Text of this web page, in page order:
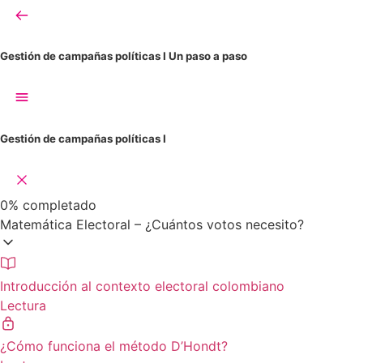
Gestión de campañas políticas I Un paso a paso
Gestión de campañas políticas I
0% completado
Matemática Electoral – ¿Cuántos votos necesito?
Introducción al contexto electoral colombiano
Lectura
¿Cómo funciona el método D’Hondt?